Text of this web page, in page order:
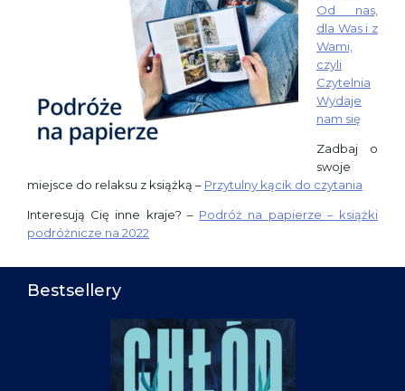
Od nas,
dla Was i z
Wami,
czyli
Czytelnia
Wydaje
nam się
Zadbaj o
swoje
miejsce do relaksu z książką – Przytulny kącik do czytania
Interesują Cię inne kraje? – Podróż na papierze – książki
podróżnicze na 2022
Bestsellery